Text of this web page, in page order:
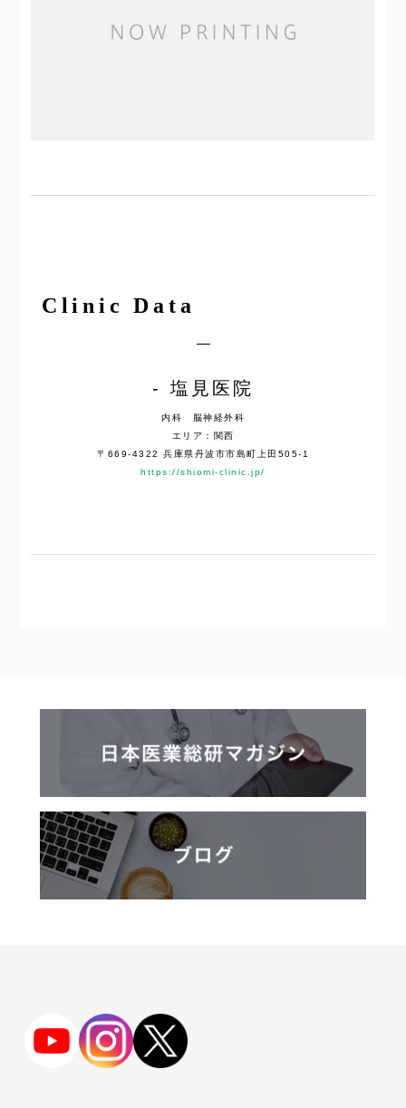
Clinic Data
塩見医院
内科 脳神経外科
エリア：関西
〒669-4322 兵庫県丹波市市島町上田505-1
https://shiomi-clinic.jp/